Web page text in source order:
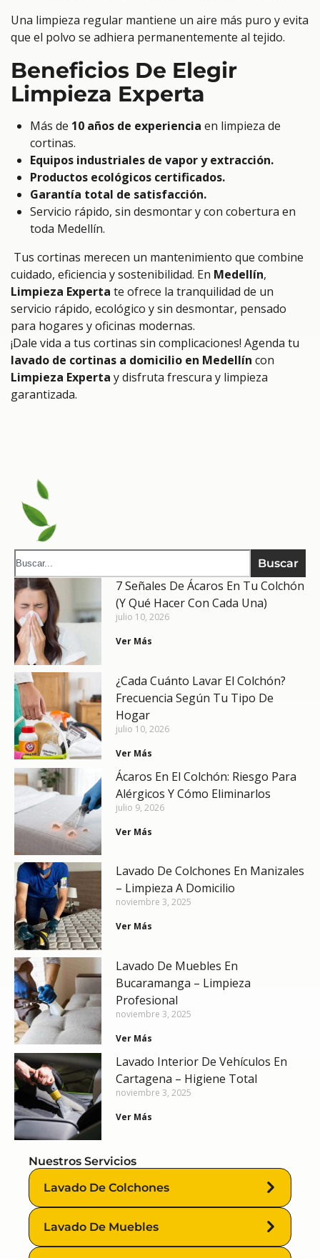
Una limpieza regular mantiene un aire más puro y evita
que el polvo se adhiera permanentemente al tejido.
Beneficios De Elegir
Limpieza Experta
Más de 10 años de experiencia en limpieza de
cortinas.
Equipos industriales de vapor y extracción.
Productos ecológicos certificados.
Garantía total de satisfacción.
Servicio rápido, sin desmontar y con cobertura en
toda Medellín.
Tus cortinas merecen un mantenimiento que combine
cuidado, eficiencia y sostenibilidad. En Medellín,
Limpieza Experta te ofrece la tranquilidad de un
servicio rápido, ecológico y sin desmontar, pensado
para hogares y oficinas modernas.
¡Dale vida a tus cortinas sin complicaciones! Agenda tu
lavado de cortinas a domicilio en Medellín con
Limpieza Experta y disfruta frescura y limpieza
garantizada.
Buscar
7 Señales De Ácaros En Tu Colchón
(y Qué Hacer Con Cada Una)
julio 10, 2026
Ver Más
¿Cada Cuánto Lavar El Colchón?
Frecuencia Según Tu Tipo De
Hogar
julio 10, 2026
Ver Más
Ácaros En El Colchón: Riesgo Para
Alérgicos Y Cómo Eliminarlos
julio 9, 2026
Ver Más
Lavado De Colchones En Manizales
– Limpieza A Domicilio
noviembre 3, 2025
Ver Más
Lavado De Muebles En
Bucaramanga – Limpieza
Profesional
noviembre 3, 2025
Ver Más
Lavado Interior De Vehículos En
Cartagena – Higiene Total
noviembre 3, 2025
Ver Más
Nuestros Servicios
Lavado De Colchones
Lavado De Muebles